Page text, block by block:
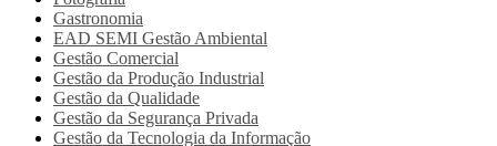
Gastronomia
EAD SEMI Gestão Ambiental
Gestão Comercial
Gestão da Produção Industrial
Gestão da Qualidade
Gestão da Segurança Privada
Gestão da Tecnologia da Informação